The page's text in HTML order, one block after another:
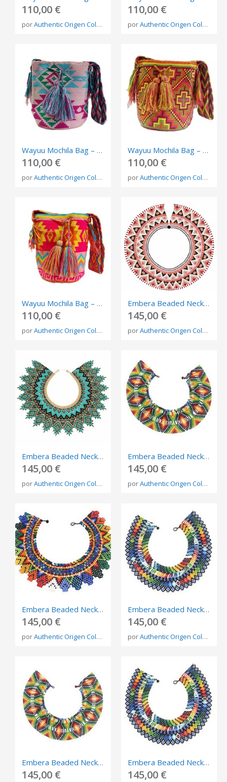
110,00 €
porAuthentic Origen Colombia
110,00 €
porAuthentic Origen Colombia
Wayuu Mochila Bag – Handmade Indigenous Shoulder Bag from Colombia
110,00 €
porAuthentic Origen Colombia
Wayuu Mochila Bag – Handmade Indigenous Shoulder Bag from Colombia
110,00 €
porAuthentic Origen Colombia
Wayuu Mochila Bag – Handmade Indigenous Shoulder Bag from Colombia
110,00 €
porAuthentic Origen Colombia
Embera Beaded Necklace – Handmade Indigenous Jewelry from Colombia
145,00 €
porAuthentic Origen Colombia
Embera Beaded Necklace – Handmade Indigenous Jewelry from Colombia
145,00 €
porAuthentic Origen Colombia
Embera Beaded Necklace – Handmade Indigenous Jewelry from Colombia
145,00 €
porAuthentic Origen Colombia
Embera Beaded Necklace – Handmade Indigenous Jewelry from Colombia
145,00 €
porAuthentic Origen Colombia
Embera Beaded Necklace – Handmade Indigenous Jewelry from Colombia
145,00 €
porAuthentic Origen Colombia
Embera Beaded Necklace – Handmade Indigenous Jewelry from Colombia
145,00 €
Embera Beaded Necklace – Handmade Indigenous Jewelry from Colombia
145,00 €